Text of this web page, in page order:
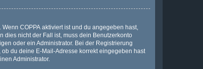
Wenn COPPA aktiviert ist und du angegeben hast,
dies nicht der Fall ist, muss dein Benutzerkonto
oder ein Administrator. Bei der Registrierung
du deine E-Mail-Adresse korrekt eingegeben hast
Administrator.